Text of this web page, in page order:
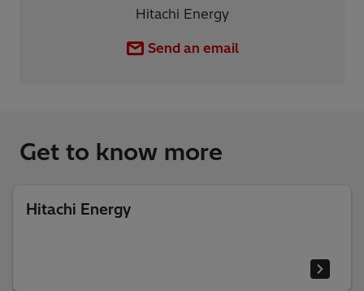
Hitachi Energy
Send an email
Get to know more
Hitachi Energy